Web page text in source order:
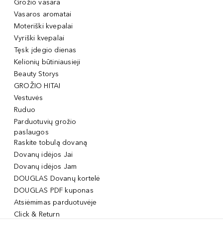
Grožio vasara
Vasaros aromatai
Moteriški kvepalai
Vyriški kvepalai
Tęsk įdegio dienas
Kelionių būtiniausieji
Beauty Storys
GROŽIO HITAI
Vestuvės
Ruduo
Parduotuvių grožio
paslaugos
Raskite tobulą dovaną
Dovanų idėjos Jai
Dovanų idėjos Jam
DOUGLAS Dovanų kortelė
DOUGLAS PDF kuponas
Atsiėmimas parduotuvėje
Click & Return